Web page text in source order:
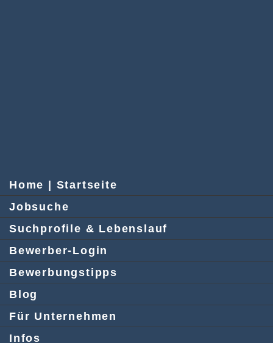
Home | Startseite
Jobsuche
Suchprofile & Lebenslauf
Bewerber-Login
Bewerbungstipps
Blog
Für Unternehmen
Infos